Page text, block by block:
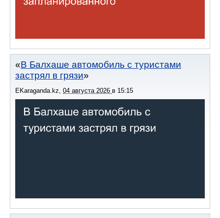
В Балхаше автомобиль с туристами
застрял в грязи
EKaraganda.kz, 04 августа 2026 в 15:15